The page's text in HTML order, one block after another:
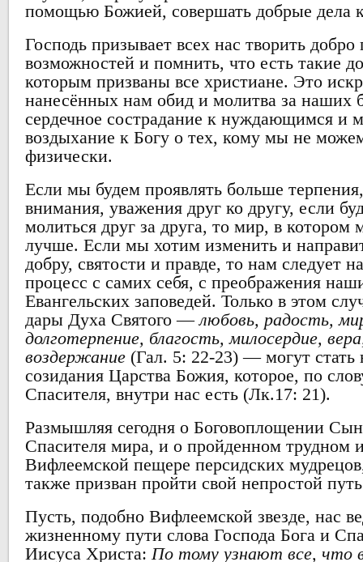
помощью Божией, совершать добрые дела
Господь призывает всех нас творить
возможностей и помнить, что есть такие
которым призваны все христиане. Это
нанесённых нам обид и молитва за наших
сердечное сострадание к нуждающимся и
воздыхание к Богу о тех, кому мы не
физически.
Если мы будем проявлять больше
внимания, уважения друг ко другу, если
молиться друг за друга, то мир, в
лучше. Если мы хотим изменить и
добру, святости и правде, то нам следует
процесс с самих себя, с преображения
Евангельских заповедей. Только в этом
дары Духа Святого —любовь, радость,
долготерпение, благость, милосердие,
воздержание (Гал. 5: 22-23) — могут стать
созидания Царства Божия, которое, по
Спасителя, внутри нас есть (Лк.17: 21).
Размышляя сегодня о Боговоплощении
Спасителя мира, и о пройденном трудном
Вифлеемской пещере персидских
также призван пройти свой непростой
Пусть, подобно Вифлеемской звезде, нас
жизненному пути слова Господа Бога и
Иисуса Христа:По тому узнают все, что